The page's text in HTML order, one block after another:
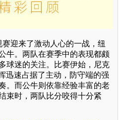
迎来了激动人心的一战，纽
牛。两队在赛季中的表现都颇
球迷的关注。比赛伊始，尼克
迅速占据了主动，防守端的强
。而公牛则依靠经验丰富的老
束时，两队比分咬得十分紧